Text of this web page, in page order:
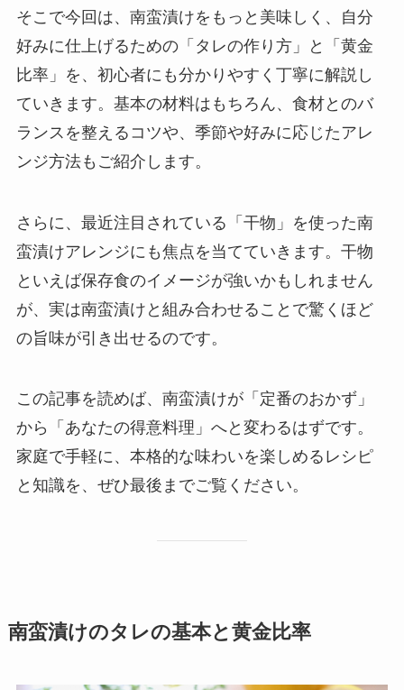
そこで今回は、南蛮漬けをもっと美味しく、自分
好みに仕上げるための「タレの作り方」と「黄金
比率」を、初心者にも分かりやすく丁寧に解説し
ていきます。基本の材料はもちろん、食材とのバ
ランスを整えるコツや、季節や好みに応じたアレ
ンジ方法もご紹介します。
さらに、最近注目されている「干物」を使った南
蛮漬けアレンジにも焦点を当てていきます。干物
といえば保存食のイメージが強いかもしれません
が、実は南蛮漬けと組み合わせることで驚くほど
の旨味が引き出せるのです。
この記事を読めば、南蛮漬けが「定番のおかず」
から「あなたの得意料理」へと変わるはずです。
家庭で手軽に、本格的な味わいを楽しめるレシピ
と知識を、ぜひ最後までご覧ください。
南蛮漬けのタレの基本と黄金比率